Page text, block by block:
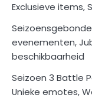
Exclusieve items,
evenementen,
beschikbaarheid
Seizoen 3 Battle
Unieke emotes,